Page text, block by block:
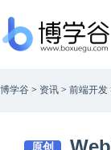
博学谷 > 资讯 > 前端开发
原创